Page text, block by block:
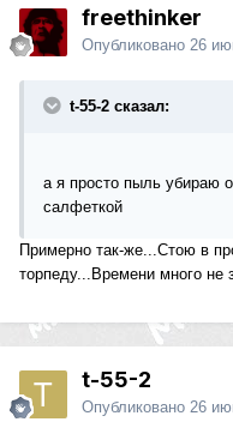
freethinker
Опубликовано 26
t-55-2 сказал:
а я просто пыль убираю
салфеткой
Примерно так-же...Стою в
торпеду...Времени много не
t-55-2
Опубликовано 26